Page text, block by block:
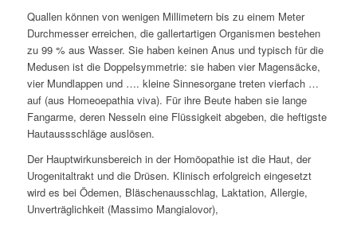
Quallen können von wenigen Millimetern bis zu einem Meter
Durchmesser erreichen, die gallertartigen Organismen bestehen
zu 99 % aus Wasser. Sie haben keinen Anus und typisch für die
Medusen ist die Doppelsymmetrie: sie haben vier Magensäcke,
vier Mundlappen und …. kleine Sinnesorgane treten vierfach …
auf (aus Homeoepathia viva). Für ihre Beute haben sie lange
Fangarme, deren Nesseln eine Flüssigkeit abgeben, die heftigste
Hautaussschläge auslösen.
Der Hauptwirkunsbereich in der Homöopathie ist die Haut, der
Urogenitaltrakt und die Drüsen. Klinisch erfolgreich eingesetzt
wird es bei Ödemen, Bläschenausschlag, Laktation, Allergie,
Unverträglichkeit (Massimo Mangialovor),